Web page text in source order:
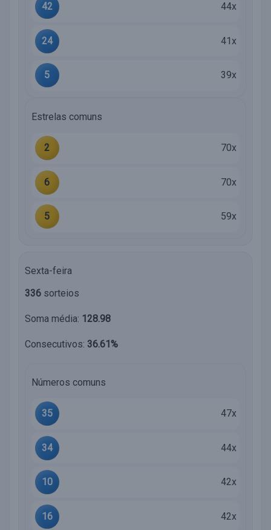
42 44x
24 41x
5 39x
Estrelas comuns
2 70x
6 70x
5 59x
Sexta-feira
336 sorteios
Soma média: 128.98
Consecutivos: 36.61%
Números comuns
35 47x
34 44x
10 42x
16 42x